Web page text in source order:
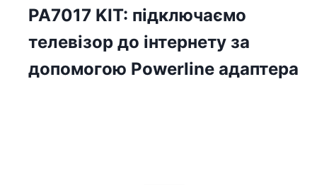
PA7017 KIT: підключаємо
телевізор до інтернету за
допомогою Powerline адаптера